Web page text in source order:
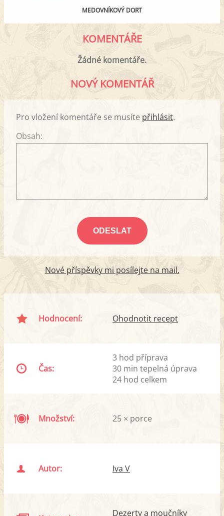
MEDOVNÍKOVÝ DORT
KOMENTÁŘE
Žádné komentáře.
NOVÝ KOMENTÁŘ
Pro vložení komentáře se musíte přihlásit.
Obsah:
Nové příspěvky mi posílejte na mail.
Hodnocení: Ohodnotit recept
Čas:
3 hod příprava
30 min tepelná úprava
24 hod celkem
Množství: 25 × porce
Autor: Iva V
Dezerty a moučníky